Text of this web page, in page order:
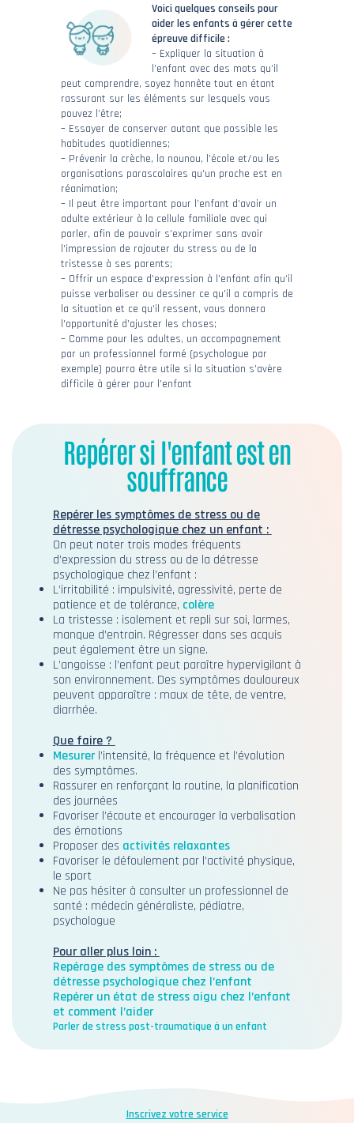
Voici quelques conseils pour
aider les enfants à gérer cette
épreuve difficile :
– Expliquer la situation à
l’enfant avec des mots qu’il
peut comprendre, soyez honnête tout en étant
rassurant sur les éléments sur lesquels vous
pouvez l’être;
– Essayer de conserver autant que possible les
habitudes quotidiennes;
– Prévenir la crèche, la nounou, l’école et/ou les
organisations parascolaires qu’un proche est en
réanimation;
– Il peut être important pour l’enfant d’avoir un
adulte extérieur à la cellule familiale avec qui
parler, afin de pouvoir s’exprimer sans avoir
l’impression de rajouter du stress ou de la
tristesse à ses parents;
– Offrir un espace d’expression à l’enfant afin qu’il
puisse verbaliser ou dessiner ce qu’il a compris de
la situation et ce qu’il ressent, vous donnera
l’opportunité d’ajuster les choses;
– Comme pour les adultes, un accompagnement
par un professionnel formé (psychologue par
exemple) pourra être utile si la situation s’avère
difficile à gérer pour l’enfant
Repérer si l'enfant est en
souffrance
Repérer les symptômes de stress ou de
détresse psychologique chez un enfant :
On peut noter trois modes fréquents
d’expression du stress ou de la détresse
psychologique chez l’enfant :
L’irritabilité : impulsivité, agressivité, perte de
patience et de tolérance, colère
La tristesse : isolement et repli sur soi, larmes,
manque d’entrain. Régresser dans ses acquis
peut également être un signe.
L’angoisse : l’enfant peut paraître hypervigilant à
son environnement. Des symptômes douloureux
peuvent apparaître : maux de tête, de ventre,
diarrhée.
Que faire ?
Mesurerl’intensité, la fréquence et l’évolution
des symptômes.
Rassurer en renforçant la routine, la planification
des journées
Favoriser l’écoute et encourager la verbalisation
des émotions
Proposer des activités relaxantes
Favoriser le défoulement par l’activité physique,
le sport
Ne pas hésiter à consulter un professionnel de
santé : médecin généraliste, pédiatre,
psychologue
Pour aller plus loin :
Repérage des symptômes de stress ou de
détresse psychologique chez l’enfant
Repérer un état de stress aigu chez l’enfant
et comment l’aider
Parler de stress post-traumatique à un enfant
Inscrivez votre service